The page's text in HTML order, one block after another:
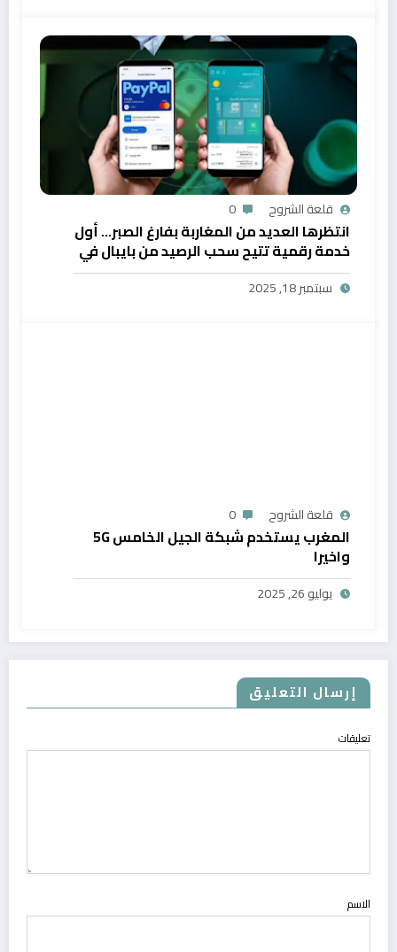
قلعة الشروح 0
انتظرها العديد من المغاربة بفارغ الصبر… أول
خدمة رقمية تتيح سحب الرصيد من بايبال في
المغرب
سبتمبر 18, 2025
قلعة الشروح 0
المغرب يستخدم شبكة الجيل الخامس 5G
واخيرا
يوليو 26, 2025
إرسال التعليق
تعليقات
الاسم